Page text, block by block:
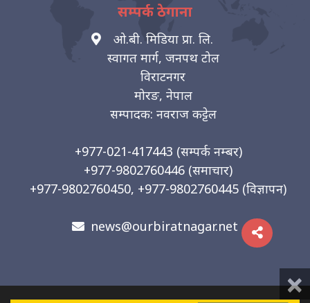
सम्पर्क ठेगाना
ओ.बी. मिडिया प्रा. लि.
स्वागत मार्ग, जनपथ टोल
विराटनगर
मोरङ, नेपाल
सम्पादक: नवराज कट्टेल
+977-021-417443 (सम्पर्क नम्बर)
+977-9802760446 (समाचार)
+977-9802760450, +977-9802760445 (विज्ञापन)
news@ourbiratnagar.net
×